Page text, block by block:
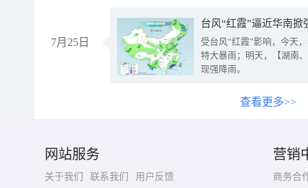
7月25日
台风“红霞”逼近华南
受台风“红霞”影响，今天
特大暴雨；明天，【湖南
现强降雨。
查看更多>>
网站服务
关于我们 联系我们
用户反馈
营销
商务合